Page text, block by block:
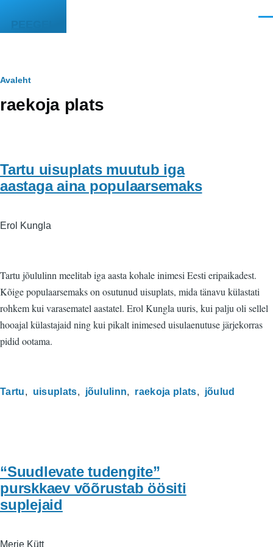
PEEGEL
Leivapuru
Avaleht
raekoja plats
Tartu uisuplats muutub iga
aastaga aina populaarsemaks
Erol Kungla
Tartu jõululinn meelitab iga aasta kohale inimesi Eesti eripaikadest.
Kõige populaarsemaks on osutunud uisuplats, mida tänavu külastati
rohkem kui varasematel aastatel. Erol Kungla uuris, kui palju oli sellel
hooajal külastajaid ning kui pikalt inimesed uisulaenutuse järjekorras
pidid ootama.
Tartu uisuplats jõululinn raekoja plats jõulud
“Suudlevate tudengite”
purskkaev võõrustab öösiti
suplejaid
Merje Kütt